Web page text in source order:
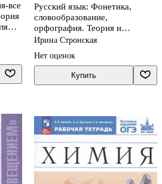
все
Русский язык: Фонетика,
словообразование,
орфография. Теория и
практические задания для
обяснениями и ответами. 8-11
классы
Ирина Стронская
Нет оценок
Купить